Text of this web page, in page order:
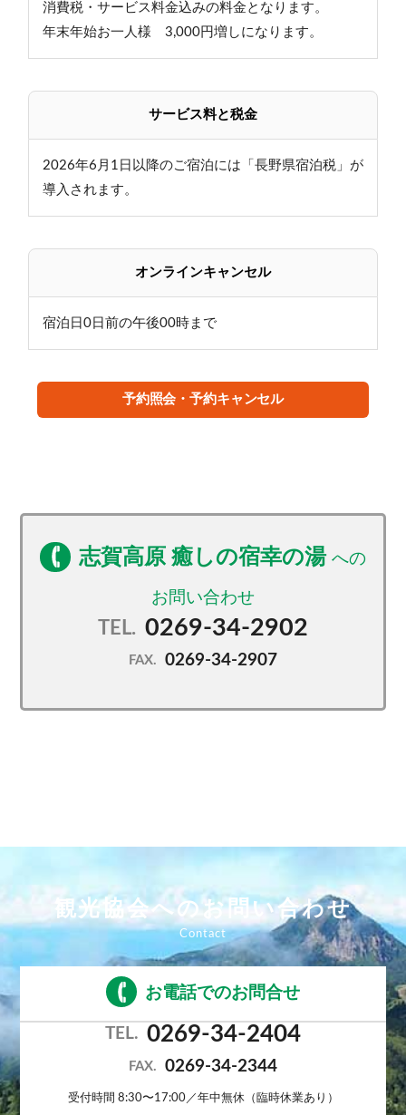
消費税・サービス料金込みの料金となります。
年末年始お一人様 3,000円増しになります。
サービス料と税金
2026年6月1日以降のご宿泊には「長野県宿泊税」が
導入されます。
オンラインキャンセル
宿泊日0日前の午後00時まで
予約照会・予約キャンセル
志賀高原 癒しの宿幸の湯
TEL. 0269-34-2902
FAX. 0269-34-2907
観光協会へのお問い合わせ
お電話でのお問合せ
TEL. 0269-34-2404
FAX. 0269-34-2344
受付時間 8:30〜17:00／年中無休（臨時休業あり）